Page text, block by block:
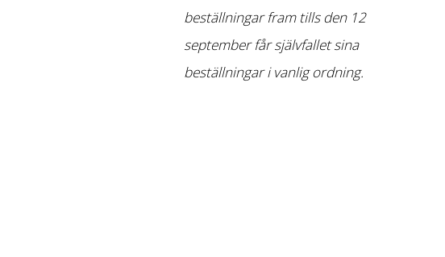
beställningar fram tills den 12
september får självfallet sina
beställningar i vanlig ordning.